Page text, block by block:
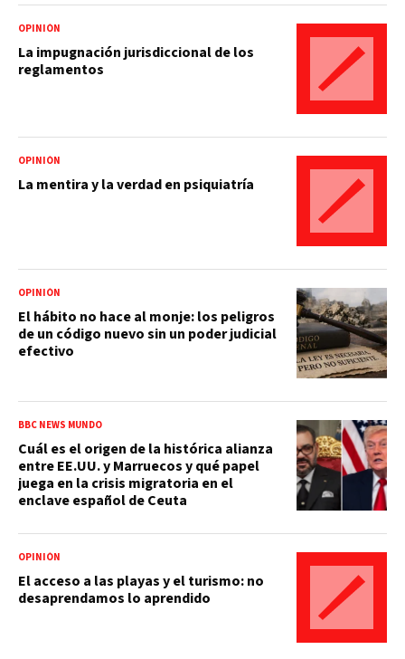
OPINIÓN
La impugnación jurisdiccional de los
reglamentos
OPINIÓN
La mentira y la verdad en psiquiatría
OPINIÓN
El hábito no hace al monje: los peligros
de un código nuevo sin un poder judicial
efectivo
BBC NEWS MUNDO
Cuál es el origen de la histórica alianza
entre EE.UU. y Marruecos y qué papel
juega en la crisis migratoria en el
enclave español de Ceuta
OPINIÓN
El acceso a las playas y el turismo: no
desaprendamos lo aprendido